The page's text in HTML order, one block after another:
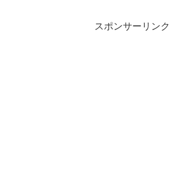
スポンサーリンク